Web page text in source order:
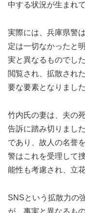
中する状況が生まれ
実際には、兵庫県警
定は一切なかったと
実と異なるものでし
閲覧され、拡散され
要な要素となりました
竹内氏の妻は、夫の
告訴に踏み切りまし
であり、故人の名誉
警はこれを受理して
能性も考慮され、立
SNSという拡散力の
が、事実と異なるも